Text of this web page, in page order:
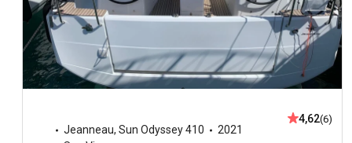
Jeanneau, Sun Odyssey 410
2021
4,62(6)